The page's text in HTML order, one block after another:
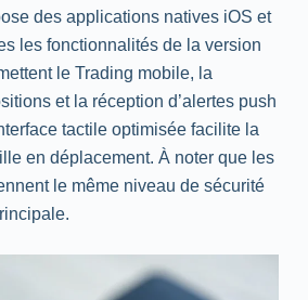
des applications natives iOS et
les fonctionnalités de la version
le Trading mobile, la
et la réception d’alertes push
tactile optimisée facilite la
en déplacement. À noter que les
le même niveau de sécurité